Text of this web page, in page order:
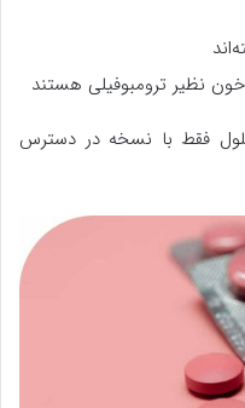
خون نظیر ترومبوفیلی هستند
فقط با نسخه در دسترس